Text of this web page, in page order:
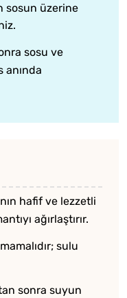
sosun üzerine
sosu ve
anında
hafif ve lezzetli
ağırlaştırır.
sulu
sonra suyun